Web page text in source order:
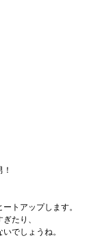
トアップします。
たり、
でしょうね。